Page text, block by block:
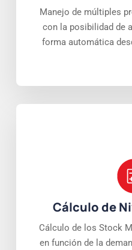
Manejo de múltiples
con la posibilidad de
forma automática
Cálculo de
Cálculo de los Stock
en función de la